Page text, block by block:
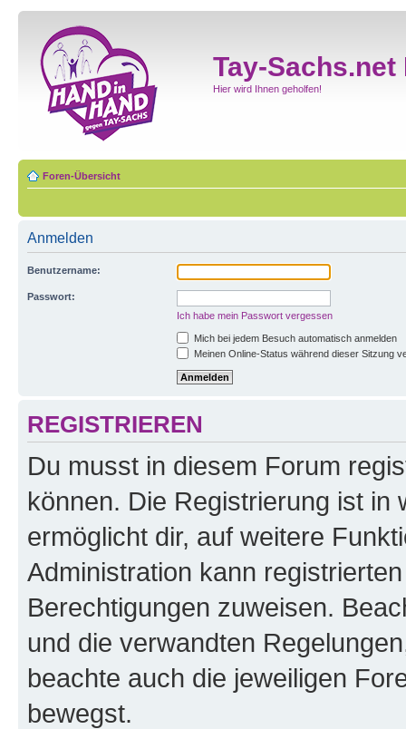
Tay-Sachs.net
Hier wird Ihnen geholfen!
Foren-Übersicht
Anmelden
Benutzername:
Passwort:
Ich habe mein Passwort vergessen
Mich bei jedem Besuch automatisch anmelden
Meinen Online-Status während dieser Sitzung
REGISTRIEREN
Du musst in diesem Forum
können. Die Registrierung ist in
ermöglicht dir, auf weitere
Administration kann
Berechtigungen zuweisen.
und die verwandten
beachte auch die jeweiligen
bewegst.